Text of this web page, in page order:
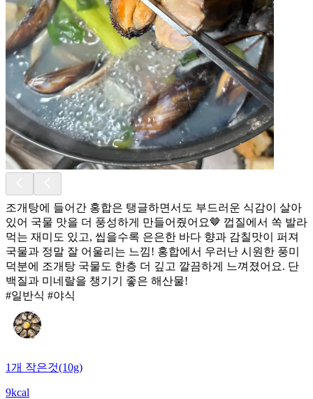
조개탕에 들어간 홍합은 탱글하면서도 부드러운 식감이 살아
있어 국물 맛을 더 풍성하게 만들어줬어요🤎 껍질에서 쏙 발라
먹는 재미도 있고, 씹을수록 은은한 바다 향과 감칠맛이 퍼져
국물과 정말 잘 어울리는 느낌! 홍합에서 우러난 시원한 풍미
덕분에 조개탕 국물도 한층 더 깊고 깔끔하게 느껴졌어요. 단
백질과 미네랄을 챙기기 좋은 해산물!
#일반식 #야식
1개 작은것(10g)
9kcal